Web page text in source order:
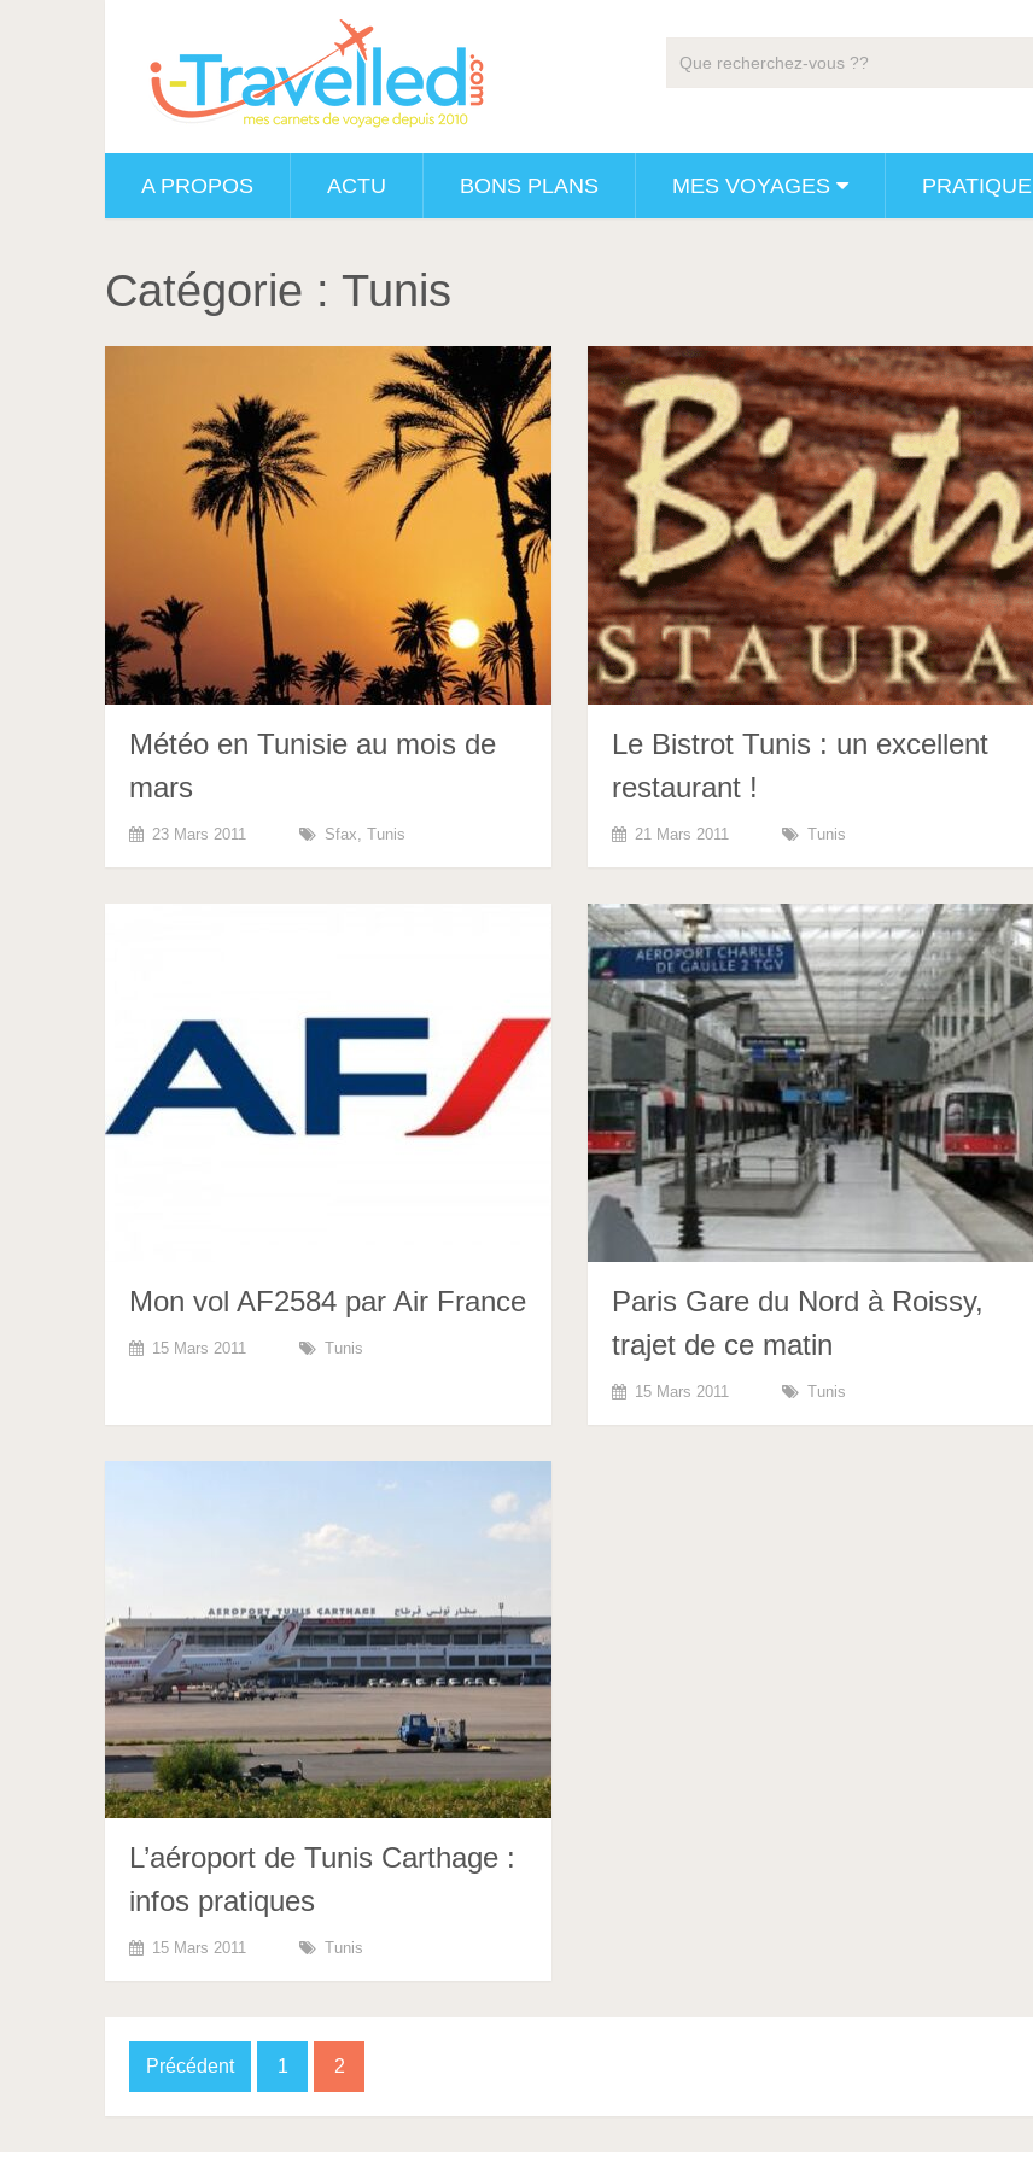
A PROPOS ACTU BONS PLANS MES VOYAGES PRATIQUE
Catégorie : Tunis
Météo en Tunisie au mois de
mars
23 Mars 2011 Sfax Tunis
Le Bistrot Tunis : un excellent
restaurant !
21 Mars 2011 Tunis
Mon vol AF2584 par Air France
15 Mars 2011 Tunis
Paris Gare du Nord à Roissy,
trajet de ce matin
15 Mars 2011 Tunis
L’aéroport de Tunis Carthage :
infos pratiques
15 Mars 2011 Tunis
Pagination
des
Précédent 1 2